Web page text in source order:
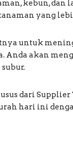
kebun, dan
yang
untuk
Anda akan
dari Supplier
hari ini